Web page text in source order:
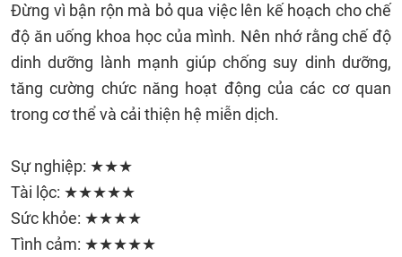
Đừng vì bận rộn mà bỏ qua việc lên kế hoạch cho chế
độ ăn uống khoa học của mình. Nên nhớ rằng chế độ
dinh dưỡng lành mạnh giúp chống suy dinh dưỡng,
tăng cường chức năng hoạt động của các cơ quan
trong cơ thể và cải thiện hệ miễn dịch.
Sự nghiệp: ★★★
Tài lộc: ★★★★★
Sức khỏe: ★★★★
Tình cảm: ★★★★★